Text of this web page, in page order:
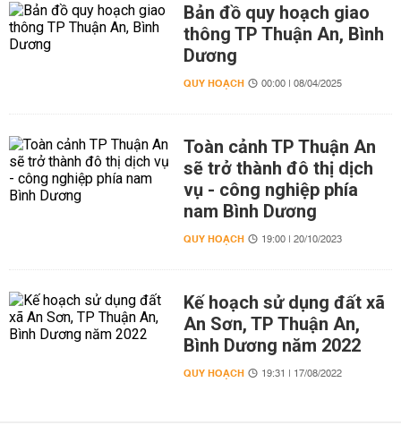
Bản đồ quy hoạch giao
thông TP Thuận An, Bình
Dương
QUY HOẠCH 00:00 | 08/04/2025
Toàn cảnh TP Thuận An
sẽ trở thành đô thị dịch
vụ - công nghiệp phía
nam Bình Dương
QUY HOẠCH 19:00 | 20/10/2023
Kế hoạch sử dụng đất xã
An Sơn, TP Thuận An,
Bình Dương năm 2022
QUY HOẠCH 19:31 | 17/08/2022